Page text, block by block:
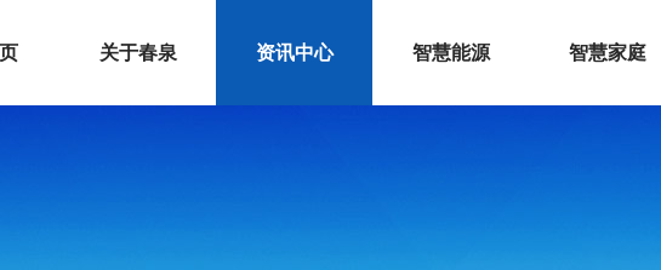
关于春泉 资讯中心 智慧能源 智慧家庭